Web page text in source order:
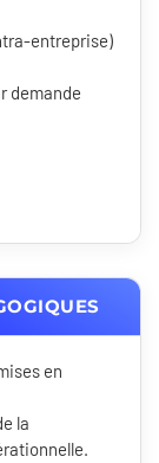
entreprise)
demande
en
la